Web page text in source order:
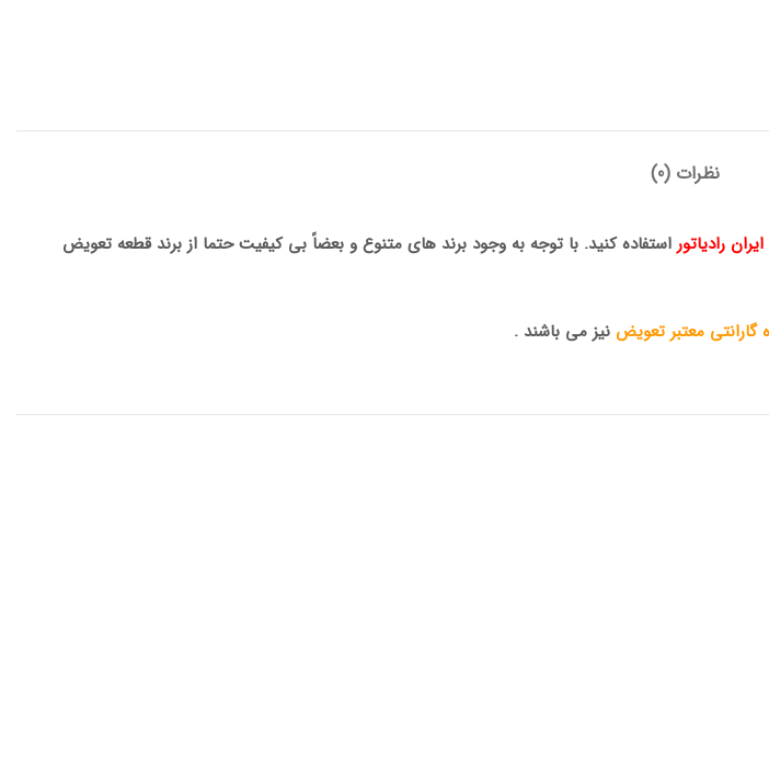
نظرات (0)
ایران رادیاتوراستفاده کنید. با توجه به وجود برند های متنوع و بعضاً بی کیفیت حتما از برند قطعه تعویض
نیز می باشند .